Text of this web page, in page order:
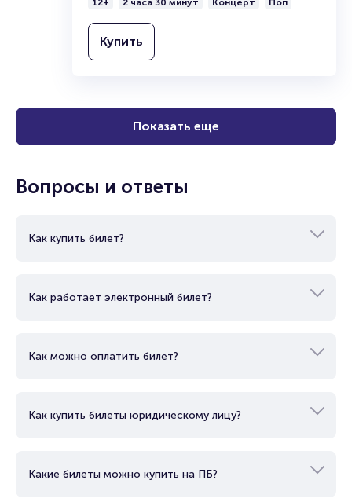
12+ 2 часа 30 минут Концерт Поп
Купить
Показать еще
Вопросы и ответы
Как купить билет?
Как работает электронный билет?
Как можно оплатить билет?
Как купить билеты юридическому лицу?
Какие билеты можно купить на ПБ?